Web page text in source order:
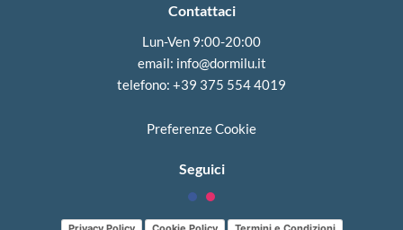
Contattaci
Lun-Ven 9:00-20:00
email: info@dormilu.it
telefono: ‪+39 375 554 4019‬
Preferenze Cookie
Seguici